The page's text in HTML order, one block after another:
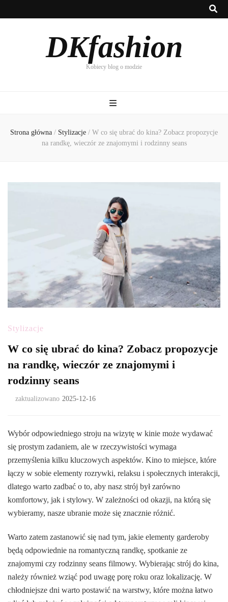
DKfashion
Kobiecy blog o modzie
Strona główna / Stylizacje / W co się ubrać do kina? Zobacz propozycje
na randkę, wieczór ze znajomymi i rodzinny seans
Stylizacje
W co się ubrać do kina? Zobacz propozycje
na randkę, wieczór ze znajomymi i
rodzinny seans
zaktualizowano 2025-12-16
Wybór odpowiedniego stroju na wizytę w kinie może wydawać
się prostym zadaniem, ale w rzeczywistości wymaga
przemyślenia kilku kluczowych aspektów. Kino to miejsce, które
łączy w sobie elementy rozrywki, relaksu i społecznych interakcji,
dlatego warto zadbać o to, aby nasz strój był zarówno
komfortowy, jak i stylowy. W zależności od okazji, na którą się
wybieramy, nasze ubranie może się znacznie różnić.
Warto zatem zastanowić się nad tym, jakie elementy garderoby
będą odpowiednie na romantyczną randkę, spotkanie ze
znajomymi czy rodzinny seans filmowy. Wybierając strój do kina,
należy również wziąć pod uwagę porę roku oraz lokalizację. W
chłodniejsze dni warto postawić na warstwy, które można łatwo